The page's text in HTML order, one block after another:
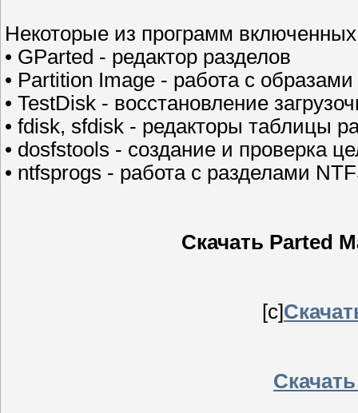
Некоторые из программ
• GParted - редактор разделов
• Partition Image - работа с образами
• TestDisk - восстановление
• fdisk, sfdisk - редакторы таблицы
• dosfstools - создание и проверка
• ntfsprogs - работа с разделами
Скачать Parted
[c]